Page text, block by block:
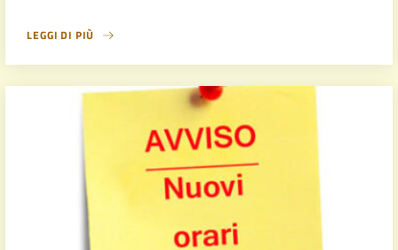
LEGGI DI PIÙ